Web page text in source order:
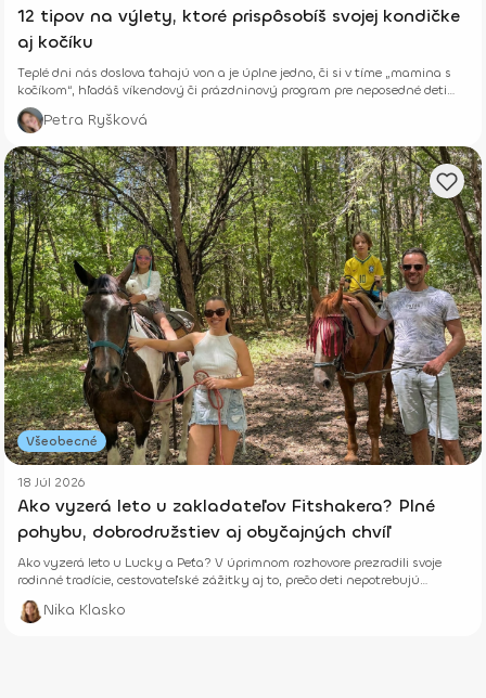
12 tipov na výlety, ktoré prispôsobíš svojej kondičke
aj kočíku
Teplé dni nás doslova ťahajú von a je úplne jedno, či si v tíme „mamina s
kočíkom“, hľadáš víkendový či prázdninový program pre neposedné deti
alebo si len chceš vyvetrať hlavu s kamoškou, či partnerom.
Petra Ryšková
Všeobecné
18 Júl 2026
Ako vyzerá leto u zakladateľov Fitshakera? Plné
pohybu, dobrodružstiev aj obyčajných chvíľ
Ako vyzerá leto u Lucky a Peťa? V úprimnom rozhovore prezradili svoje
rodinné tradície, cestovateľské zážitky aj to, prečo deti nepotrebujú
dokonalé prázdniny.
Nika Klasko